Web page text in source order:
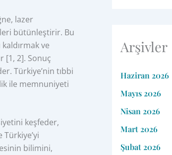
lazer
bütünleştirir. Bu
ve
[1, 2]. Sonuç
Türkiye’nin tıbbi
ile memnuniyeti
keşfeder,
bilimini,
Arşivler
Haziran 2026
Mayıs 2026
Nisan 2026
Mart 2026
Şubat 2026